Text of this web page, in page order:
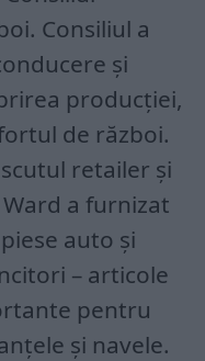
Consiliul a
și
producției,
de război.
retailer și
a furnizat
auto și
– articole
pentru
și navele.